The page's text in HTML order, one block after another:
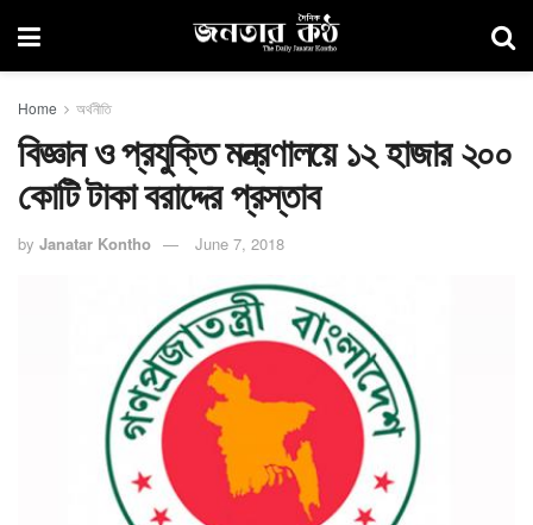
Home অর্থনীতি
বিজ্ঞান ও প্রযুক্তি মন্ত্রণালয়ে ১২ হাজার ২০০
কোটি টাকা বরাদ্দের প্রস্তাব
by Janatar Kontho June 7, 2018